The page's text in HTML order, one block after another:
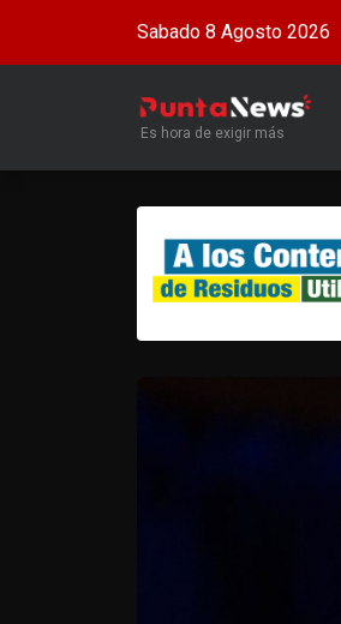
Sabado 8 Agosto 2026
Es hora de exigir más